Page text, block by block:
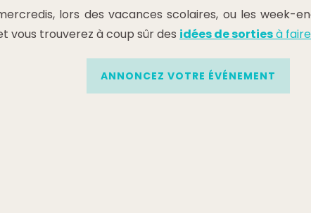
lors des vacances scolaires, ou les week-
vous trouverez à coup sûr des idées de sortiesà
ANNONCEZ VOTRE ÉVÉNEMENT